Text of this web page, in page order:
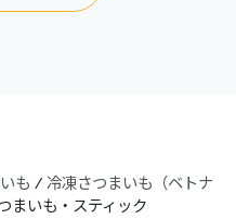
も ⁄ 冷凍さつまいも（ベトナ
まいも・スティック